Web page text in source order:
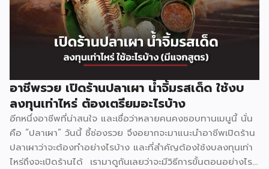
ตอนการทำ รสชาติเป็นมาตรฐานเดียวกันทุกครั้ง ไม่จำเป็นต้องใช้
เชฟมืออาชีพก็สามารถทำได้ ตอบโจทย์ได้เป็นอย่างดีสำหรับการ
เปิดร้านอาหารหมดกังวลเรื่องขาดพ่อครัวแม่ครัว สำหรับรูปแบบ
การลงทุนแฟรนไชส์ ดับเบิ้ลนัวร์ มีให้เลือกถึง 3 รูปแบบ แฟรน
ไชส์ Size S ราคา 149,000 บาท รูปแบบสำหรับ […]
อาชีพรวย เปิดร้านปลาเผา น้ำจิ้มรสเด็ด ใช้งบ
ลงทุนเท่าไหร่ ต้องเตรียมอะไรบ้าง
อีกหนึ่งอาชีพที่น่าสนใจ และเชื่อว่าหลายคนคงชอบทานเมนูนี้ นั่น
คือ “ปลาเผา” วันนี้ ชี้ช่องรวย จึงอยากจะมาแนะนำอาชีพเปิดร้าน
ปลาเผาว่าจะต้องทำอย่างไรบ้าง และที่สำคัญต้องใช้งบลงทุนเท่า
ไหร่ถึงจะเปิดร้านได้ เรามาดูกันเลยว่าจะมีวิธีการขั้นตอนอย่างไร